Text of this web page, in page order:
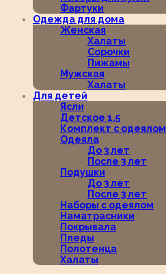
Фартуки
Одежда для дома
Женская
Халаты
Сорочки
Пижамы
Мужская
Халаты
Для детей
Ясли
Детское 1,5
Комплект с одеялом
Одеяла
До 3 лет
После 3 лет
Подушки
До 3 лет
После 3 лет
Наборы с одеялом
Наматрасники
Покрывала
Пледы
Полотенца
Халаты